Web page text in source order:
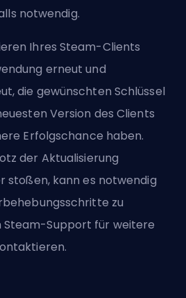
notwendig.
Ihres Steam-Clients
erneut und
die gewünschten Schlüssel
Version des Clients
Erfolgschance haben.
der Aktualisierung
stoßen, kann es notwendig
zu
Steam-Support für weitere